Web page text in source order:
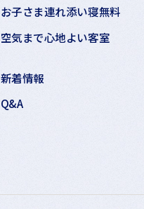
お子さま連れ添い寝無料
空気まで心地よい客室
新着情報
Q&A